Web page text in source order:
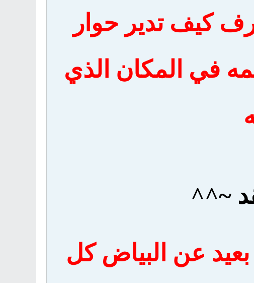
كيف تدير حوار
في المكان الذي
~^^
عن البياض كل